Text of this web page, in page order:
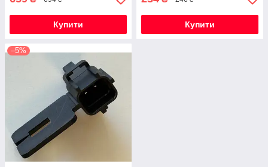
Купити Купити
–5%